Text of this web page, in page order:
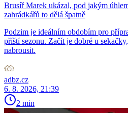
Brusíř Marek ukázal, pod jakým
zahrádkářů to dělá špatně
Podzim je ideálním obdobím pro
příští sezonu. Začít je dobré u
nabrousit.
adbz.cz
6. 8. 2026, 21:39
2 min